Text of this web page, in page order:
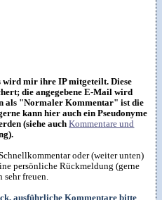
wird mir ihre IP mitgeteilt. Diese
die angegebene E-Mail wird
als "Normaler Kommentar" ist die
kann hier auch ein Pseudonyme
(siehe auchKommentare und
oder (weiter unten)
persönliche Rückmeldung (gerne
sehr freuen.
ausführliche Kommentare bitte